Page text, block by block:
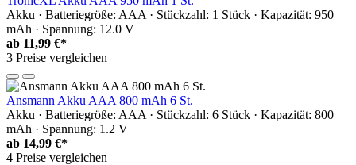
Akku · Batteriegröße: AAA · Stückzahl: 1 Stück · Kapazität: 950
mAh · Spannung: 12.0 V
ab 11,99 €*
3 Preise vergleichen
Ansmann Akku AAA 800 mAh 6 St.
Akku · Batteriegröße: AAA · Stückzahl: 6 Stück · Kapazität: 800
mAh · Spannung: 1.2 V
ab 14,99 €*
4 Preise vergleichen